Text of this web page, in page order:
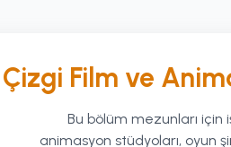
Çizgi Film ve
Bu bölüm mezunları
animasyon stüdyoları, oyun